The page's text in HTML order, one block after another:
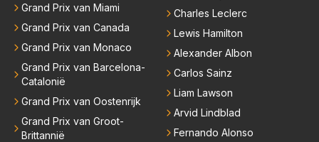
Grand Prix van Miami
Grand Prix van Canada
Grand Prix van Monaco
Grand Prix van Barcelona-
Catalonië
Grand Prix van Oostenrijk
Grand Prix van Groot-
Brittannië
Charles Leclerc
Lewis Hamilton
Alexander Albon
Carlos Sainz
Liam Lawson
Arvid Lindblad
Fernando Alonso